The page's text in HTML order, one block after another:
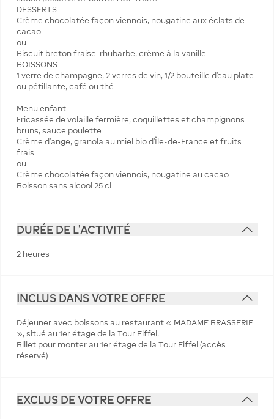
DESSERTS
Crème chocolatée façon viennois, nougatine aux éclats de
cacao
ou
Biscuit breton fraise-rhubarbe, crème à la vanille
BOISSONS
1 verre de champagne, 2 verres de vin, 1/2 bouteille d’eau plate
ou pétillante, café ou thé
Menu enfant
Fricassée de volaille fermière, coquillettes et champignons
bruns, sauce poulette
Crème d’ange, granola au miel bio d’Île-de-France et fruits
frais
ou
Crème chocolatée façon viennois, nougatine au cacao
Boisson sans alcool 25 cl
DURÉE DE L'ACTIVITÉ
2 heures
INCLUS DANS VOTRE OFFRE
Déjeuner avec boissons au restaurant « MADAME BRASSERIE
», situé au 1er étage de la Tour Eiffel.
Billet pour monter au 1er étage de la Tour Eiffel (accès
réservé)
EXCLUS DE VOTRE OFFRE